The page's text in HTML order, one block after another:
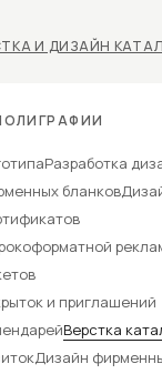
И ДИЗАЙН
Разработка
бланков
и приглашений
Верстка
Дизайн